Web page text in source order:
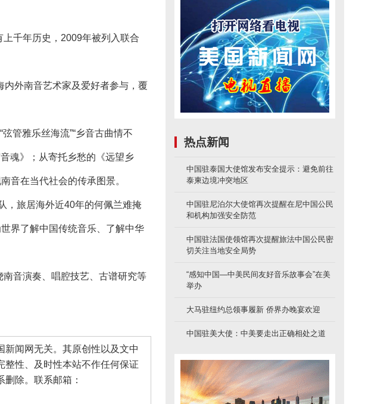
千年历史，2009年被列入联合
外南音艺术家及爱好者参与，覆
管雅乐丝海流”“乡音古曲情不
魂》；从寄托乡愁的《远望乡
音在当代社会的传承图景。
旅居海外近40年的何佩兰难掩
界了解中国传统音乐、了解中华
音演奏、唱腔技艺、古谱研究等
闻网无关。其原创性以及文中
整性、及时性本站不作任何保证
除。联系邮箱：
热点新闻
中国驻泰国大使馆发布安全提示：避免前往
泰柬边境冲突地区
中国驻尼泊尔大使馆再次提醒在尼中国公民
和机构加强安全防范
中国驻法国使领馆再次提醒旅法中国公民密
切关注当地安全局势
“感知中国—中美民间友好音乐故事会”在美
举办
大马驻纽约总领事履新 侨界办晚宴欢迎
中国驻美大使：中美要走出正确相处之道